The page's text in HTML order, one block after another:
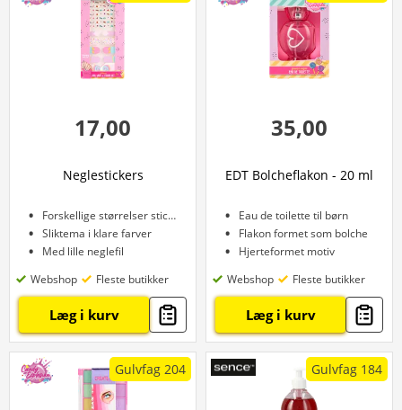
17,00
Neglestickers
Forskellige størrelser stickers
Sliktema i klare farver
Med lille neglefil
Webshop
Fleste butikker
Læg i kurv
35,00
EDT Bolcheflakon - 20 ml
Eau de toilette til børn
Flakon formet som bolche
Hjerteformet motiv
Webshop
Fleste butikker
Læg i kurv
Gulvfag 204 Gulvfag 184